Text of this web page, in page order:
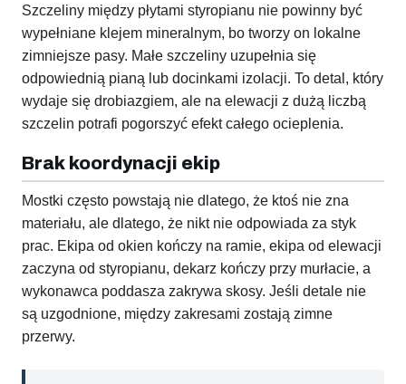
Szczeliny między płytami styropianu nie powinny być
wypełniane klejem mineralnym, bo tworzy on lokalne
zimniejsze pasy. Małe szczeliny uzupełnia się
odpowiednią pianą lub docinkami izolacji. To detal, który
wydaje się drobiazgiem, ale na elewacji z dużą liczbą
szczelin potrafi pogorszyć efekt całego ocieplenia.
Brak koordynacji ekip
Mostki często powstają nie dlatego, że ktoś nie zna
materiału, ale dlatego, że nikt nie odpowiada za styk
prac. Ekipa od okien kończy na ramie, ekipa od elewacji
zaczyna od styropianu, dekarz kończy przy murłacie, a
wykonawca poddasza zakrywa skosy. Jeśli detale nie
są uzgodnione, między zakresami zostają zimne
przerwy.